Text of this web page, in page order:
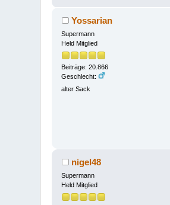
Yossarian
Supermann
Held Mitglied
Beiträge: 20.866
Geschlecht:
alter Sack
nigel48
Supermann
Held Mitglied